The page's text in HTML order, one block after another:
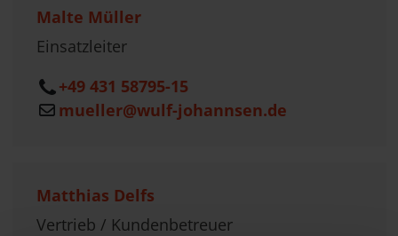
Malte Müller
Einsatzleiter
+49 431 58795-15
mueller@wulf-johannsen.de
Matthias Delfs
Vertrieb / Kundenbetreuer